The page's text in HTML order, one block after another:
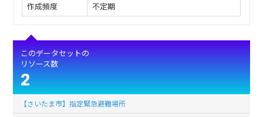
作成頻度
不定期
このデータセットの
リソース数
2
【さいたま市】指定緊急避難場所